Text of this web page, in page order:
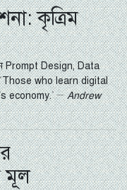
কৃত্রিম
Prompt Design, Data
who learn digital
economy.” —Andrew
মূল